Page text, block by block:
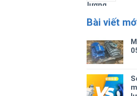
Bài viết